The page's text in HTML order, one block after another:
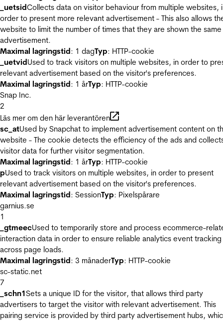
_uetsidCollects data on visitor behaviour from multiple websites,
order to present more relevant advertisement - This also allows
website to limit the number of times that they are shown the same
advertisement.
Maximal lagringstid: 1 dagTyp: HTTP-cookie
_uetvidUsed to track visitors on multiple websites, in order to
relevant advertisement based on the visitor's preferences.
Maximal lagringstid: 1 årTyp: HTTP-cookie
Snap Inc.
2
Läs mer om den här leverantören
sc_atUsed by Snapchat to implement advertisement content on
website - The cookie detects the efficiency of the ads and
visitor data for further visitor segmentation.
Maximal lagringstid: 1 årTyp: HTTP-cookie
pUsed to track visitors on multiple websites, in order to present
relevant advertisement based on the visitor's preferences.
Maximal lagringstid: SessionTyp: Pixelspårare
garnius.se
1
_gtmeecUsed to temporarily store and process ecommerce-
interaction data in order to ensure reliable analytics event tracking
across page loads.
Maximal lagringstid: 3 månaderTyp: HTTP-cookie
sc-static.net
7
_schn1Sets a unique ID for the visitor, that allows third party
advertisers to target the visitor with relevant advertisement. This
pairing service is provided by third party advertisement hubs,